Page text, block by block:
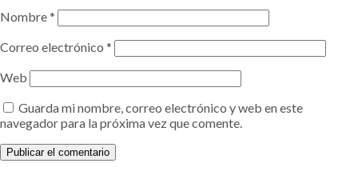
Nombre*
Correo electrónico *
Web
Guarda mi nombre, correo electrónico y web en este
navegador para la próxima vez que comente.